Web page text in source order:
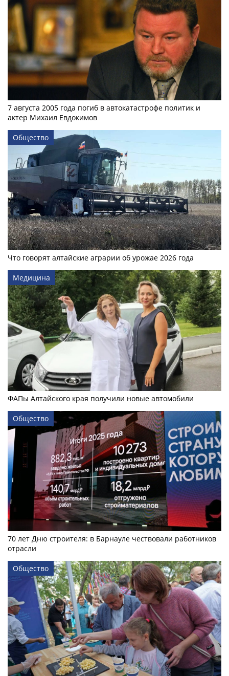
7 августа 2005 года погиб в автокатастрофе политик и
актер Михаил Евдокимов
Общество
Что говорят алтайские аграрии об урожае 2026 года
Медицина
ФАПы Алтайского края получили новые автомобили
Общество
70 лет Дню строителя: в Барнауле чествовали работников
отрасли
Общество